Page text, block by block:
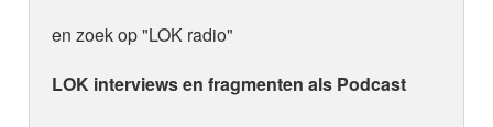
en zoek op "LOK radio"
LOK interviews en fragmenten als Podcast